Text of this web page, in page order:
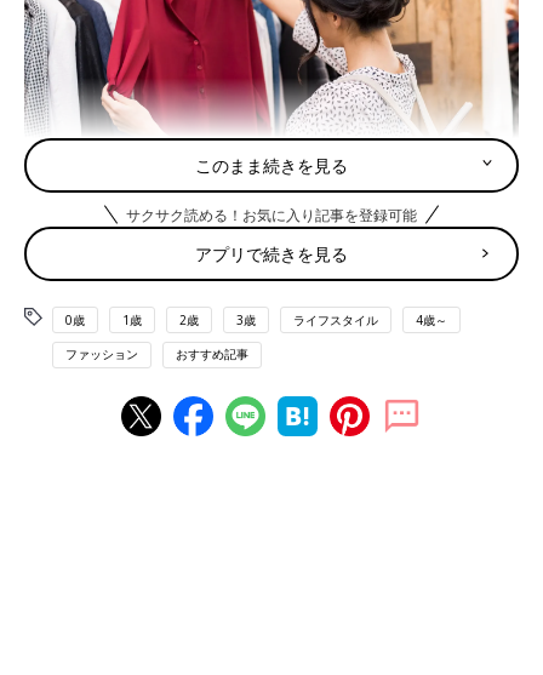
iStock.com/Ridofranz
フォーマルなスーツスタイルを思い浮かべがちですが、保育園の
入園式ではそこまでフォーマルでなくても大丈夫です。まだまだ
あり、ちょこちょこ動きまわる時期のお子さんを抱えるママには
フォーマルスーツは動きづらく、不便ですよね。ですから「いつ
このまま続きを見る
サクサク読める！お気に入り記事を登録可能
アプリで続きを見る
0歳 1歳 2歳 3歳 ライフスタイル 4歳～
ファッション おすすめ記事